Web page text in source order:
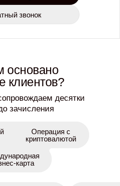
звонок
основано
клиентов?
десятки
зачисления
Операция с
криптовалютой
карта